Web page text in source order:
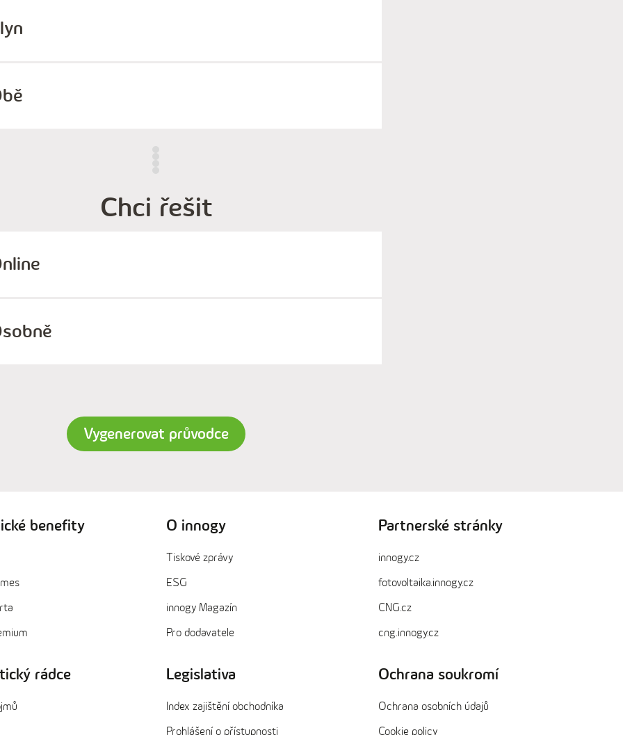
Chci řešit
Vygenerovat průvodce
benefity O innogy
Tiskové zprávy
ESG
innogy Magazín
Pro dodavatele
Partnerské stránky
innogy.cz
fotovoltaika.innogy.cz
CNG.cz
cng.innogy.cz
rádce Legislativa
Index zajištění obchodníka
Prohlášení o přístupnosti
Ochrana soukromí
Ochrana osobních údajů
Cookie policy